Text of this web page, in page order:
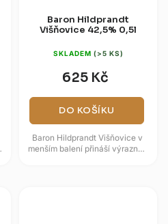
Baron Hildprandt
Višňovice 42,5% 0,5l
SKLADEM (>5 KS)
625 Kč
DO KOŠÍKU
Baron Hildprandt Višňovice v
menším balení přináší výraznou